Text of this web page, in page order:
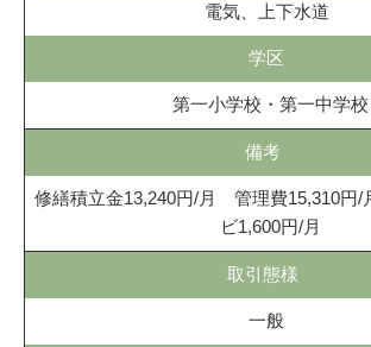
電気、上下水道
学区
第一小学校・第一中学校
備考
修繕積立金13,240円/月 管理費15,310円
ビ1,600円/月
取引態様
一般